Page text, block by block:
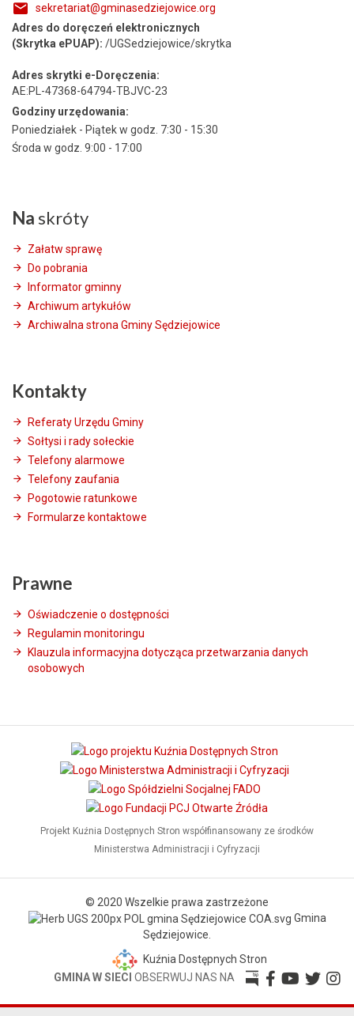
sekretariat@gminasedziejowice.org
Adres do doręczeń elektronicznych
(Skrytka ePUAP): /UGSedziejowice/skrytka
Adres skrytki e-Doręczenia:
AE:PL-47368-64794-TBJVC-23
Godziny urzędowania:
Poniedziałek - Piątek w godz. 7:30 - 15:30
Środa w godz. 9:00 - 17:00
Na skróty
Załatw sprawę
Do pobrania
Informator gminny
Archiwum artykułów
Archiwalna strona Gminy Sędziejowice
Kontakty
Referaty Urzędu Gminy
Sołtysi i rady sołeckie
Telefony alarmowe
Telefony zaufania
Pogotowie ratunkowe
Formularze kontaktowe
Prawne
Oświadczenie o dostępności
Regulamin monitoringu
Klauzula informacyjna dotycząca przetwarzania danych
osobowych
Projekt Kuźnia Dostępnych Stron współfinansowany ze środków
Ministerstwa Administracji i Cyfryzacji
© 2020 Wszelkie prawa zastrzeżone
Gmina
Sędziejowice.
Kuźnia Dostępnych Stron
GMINA W SIECI OBSERWUJ NAS NA